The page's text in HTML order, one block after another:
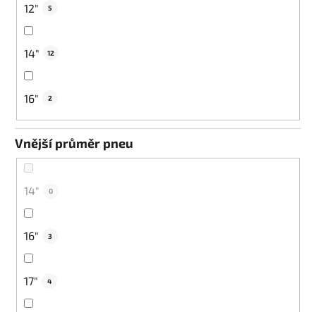
12" 5
14" 12
16" 2
Vnější průměr pneu
14" 0
16" 3
17" 4